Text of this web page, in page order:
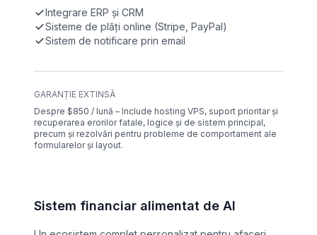
Integrare ERP și CRM
Sisteme de plăți online (Stripe, PayPal)
Sistem de notificare prin email
GARANȚIE EXTINSĂ
Despre $850 / lună – Include hosting VPS, suport prioritar și
recuperarea erorilor fatale, logice și de sistem principal,
precum și rezolvări pentru probleme de comportament ale
formularelor și layout.
Sistem financiar alimentat de AI